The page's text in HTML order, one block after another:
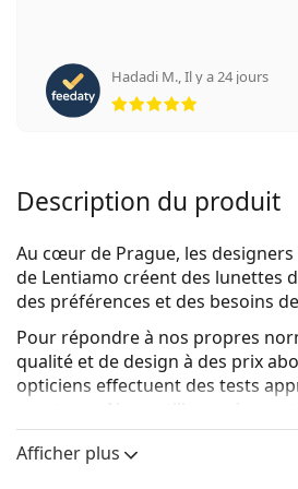
Hadadi M.,Il y a 24 jours
évaluation 5
Description du produit
Au cœur de Prague, les
de Lentiamo créent des lunettes
des préférences et des besoins
Pour répondre à nos propres
qualité et de design à des prix
opticiens effectuent des tests
montures. Nous utilisons des
qui permettent à nos montures
confortablement à votre visage.
Afficher plus